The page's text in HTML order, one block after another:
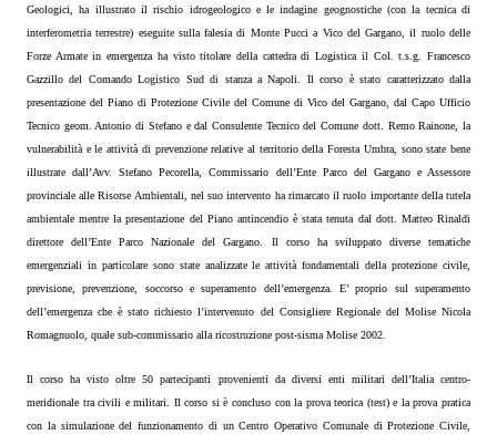
Geologici, ha illustrato il rischio idrogeologico e le indagine geognostiche (con la tecnica di
interferometria terrestre) eseguite sulla falesia di Monte Pucci a Vico del Gargano, il ruolo delle
Forze Armate in emergenza ha visto titolare della cattedra di Logistica il Col. t.s.g. Francesco
Gazzillo del Comando Logistico Sud di stanza a Napoli. Il corso è stato caratterizzato dalla
presentazione del Piano di Protezione Civile del Comune di Vico del Gargano, dal Capo Ufficio
Tecnico geom. Antonio di Stefano e dal Consulente Tecnico del Comune dott. Remo Rainone, la
vulnerabilità e le attività di prevenzione relative al territorio della Foresta Umbra, sono state bene
illustrate dall’Avv. Stefano Pecorella, Commissario dell’Ente Parco del Gargano e Assessore
provinciale alle Risorse Ambientali, nel suo intervento ha rimarcato il ruolo importante della tutela
ambientale mentre la presentazione del Piano antincendio è stata tenuta dal dott. Matteo Rinaldi
direttore dell’Ente Parco Nazionale del Gargano. Il corso ha sviluppato diverse tematiche
emergenziali in particolare sono state analizzate le attività fondamentali della protezione civile,
previsione, prevenzione, soccorso e superamento dell’emergenza. E’ proprio sul superamento
dell’emergenza che è stato richiesto l’intervenuto del Consigliere Regionale del Molise Nicola
Romagnuolo, quale sub-commissario alla ricostruzione post-sisma Molise 2002.
Il corso ha visto oltre 50 partecipanti provenienti da diversi enti militari dell’Italia centro-
meridionale tra civili e militari. Il corso si è concluso con la prova teorica (test) e la prova pratica
con la simulazione del funzionamento di un Centro Operativo Comunale di Protezione Civile,